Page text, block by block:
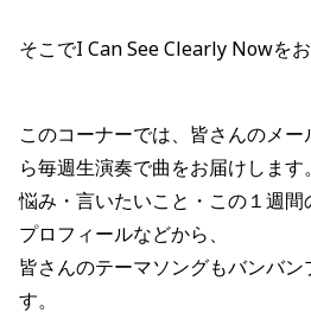
そこでI Can See Clearly Nowを
このコーナーでは、皆さんのメ
ら毎週生演奏で曲をお届けします。
悩み・言いたいこと・この１週間
プロフィールなどから、
皆さんのテーマソングもバンバン
す。